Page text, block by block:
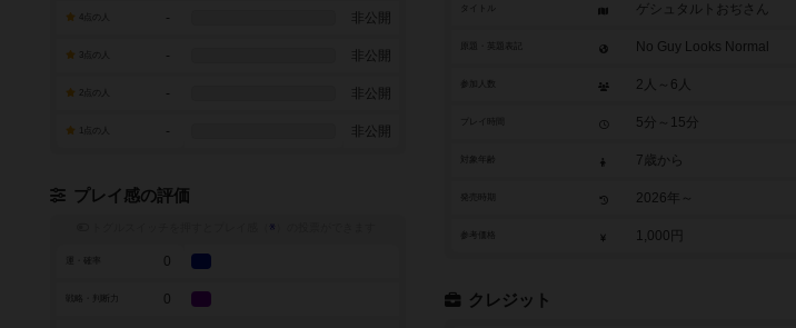
タイトル ゲシュタルトおぢさん
No Guy Looks Normal
参加人数 2人～6人
5分～15分
7歳から
2026年～
参考価格 1,000円
クレジット
- 非公開
- 非公開
- 非公開
- 非公開
プレイ感の評価
※
0
戦略・判断力 0